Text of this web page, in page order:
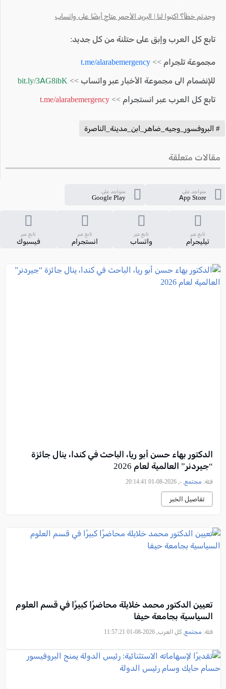
وجدتم خطأ؟ اكتبوا لنا | البريد الأحمر متاح أيضًا على واتساب
تابع كل العرب وإبق على حتلنة من كل جديد:
مجموعة تلجرام >> t.me/alarabemergency
للإنضمام الى مجموعة الأخبار عبر واتساب >> bit.ly/3AG8ibK
تابع كل العرب عبر انستجرام >> t.me/alarabemergency
# البروفسور_وجيه_ضاهر_ابن_مدينة_الناصرة
مقالات متعلقة
متواجد على
App Store
متواجد على
Google Play
تابع عبر
تيليجرام
تابع عبر
واتساب
تابع عبر
انستجرام
تابع عبر
فيسبوك
الدكتور بهاء حسن أبو ريا، الباحث في كندا، ينال جائزة
“جيردنر” العالمية لعام 2026
فئة: مجتمع, -, 2026-08-01 20:14:41
تفاصيل الخبر
تعيين الدكتور محمد خلايلة محاضرًا كبيرًا في قسم العلوم
السياسية بجامعة حيفا
فئة: مجتمع, كل العرب, 2026-08-01 11:57:21